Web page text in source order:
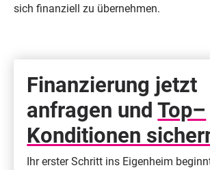
sich finanziell zu übernehmen.
Finanzierung jetzt
anfragen undTop–
Konditionen
Ihr erster Schritt ins Eigenheim